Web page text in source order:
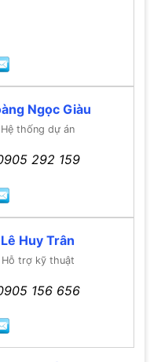
Ngọc Giàu
Hệ thống dự án
292 159
Lê Huy Trân
Hỗ trợ kỹ thuật
156 656